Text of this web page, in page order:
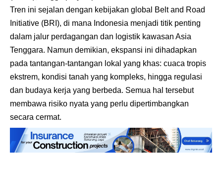
Tren ini sejalan dengan kebijakan global Belt and Road
Initiative (BRI), di mana Indonesia menjadi titik penting
dalam jalur perdagangan dan logistik kawasan Asia
Tenggara. Namun demikian, ekspansi ini dihadapkan
pada tantangan-tantangan lokal yang khas: cuaca tropis
ekstrem, kondisi tanah yang kompleks, hingga regulasi
dan budaya kerja yang berbeda. Semua hal tersebut
membawa risiko nyata yang perlu dipertimbangkan
secara cermat.